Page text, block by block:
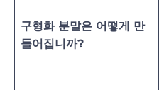
구형화 분말은 어떻게 만
들어집니까?